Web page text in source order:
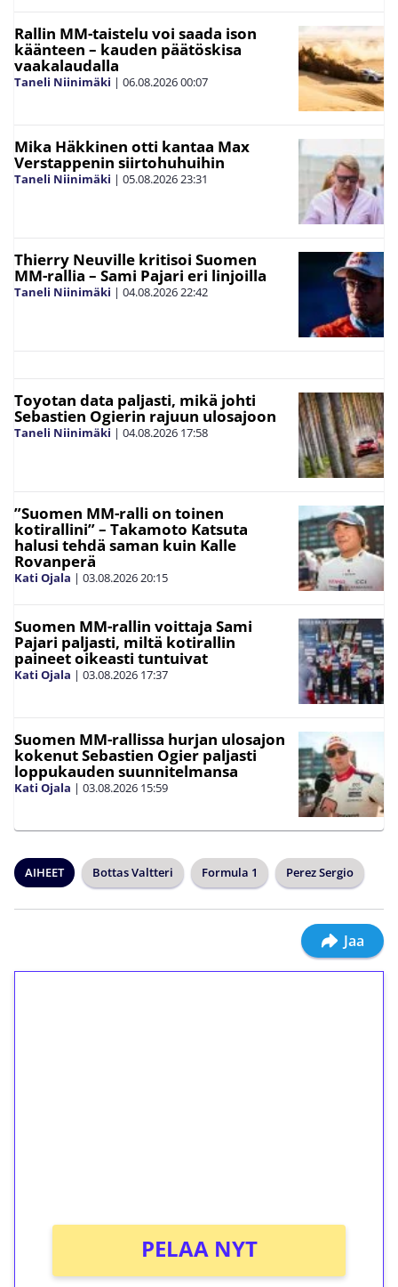
Rallin MM-taistelu voi saada ison
käänteen – kauden päätöskisa
vaakalaudalla
Taneli Niinimäki | 06.08.202600:07
Mika Häkkinen otti kantaa Max
Verstappenin siirtohuhuihin
Taneli Niinimäki | 05.08.202623:31
Thierry Neuville kritisoi Suomen
MM-rallia – Sami Pajari eri linjoilla
Taneli Niinimäki | 04.08.202622:42
Toyotan data paljasti, mikä johti
Sebastien Ogierin rajuun ulosajoon
Taneli Niinimäki | 04.08.2026 17:58
”Suomen MM-ralli on toinen
kotirallini” – Takamoto Katsuta
halusi tehdä saman kuin Kalle
Rovanperä
Kati Ojala | 03.08.202620:15
Suomen MM-rallin voittaja Sami
Pajari paljasti, miltä kotirallin
paineet oikeasti tuntuivat
Kati Ojala | 03.08.2026 17:37
Suomen MM-rallissa hurjan ulosajon
kokenut Sebastien Ogier paljasti
loppukauden suunnitelmansa
Kati Ojala | 03.08.2026 15:59
AIHEET Bottas Valtteri Formula 1 Perez Sergio
Jaa
PELAA NYT